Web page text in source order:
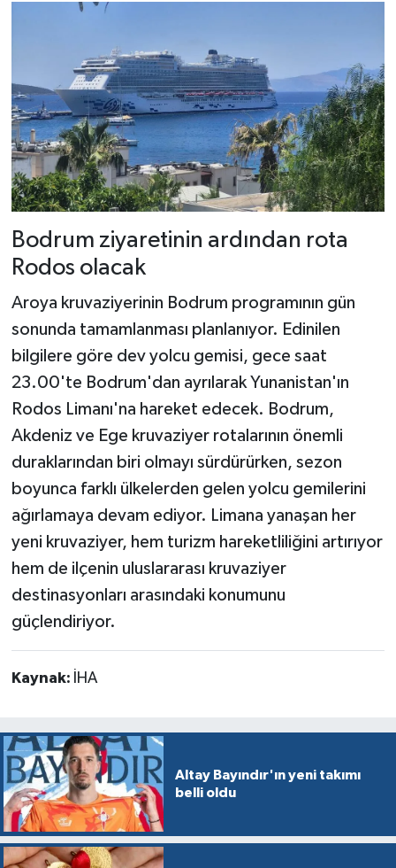
Bodrum ziyaretinin ardından rota
Rodos olacak
Aroya kruvaziyerinin Bodrum programının gün
sonunda tamamlanması planlanıyor. Edinilen
bilgilere göre dev yolcu gemisi, gece saat
23.00'te Bodrum'dan ayrılarak Yunanistan'ın
Rodos Limanı'na hareket edecek. Bodrum,
Akdeniz ve Ege kruvaziyer rotalarının önemli
duraklarından biri olmayı sürdürürken, sezon
boyunca farklı ülkelerden gelen yolcu gemilerini
ağırlamaya devam ediyor. Limana yanaşan her
yeni kruvaziyer, hem turizm hareketliliğini artırıyor
hem de ilçenin uluslararası kruvaziyer
destinasyonları arasındaki konumunu
güçlendiriyor.
Kaynak: İHA
Altay Bayındır'ın yeni takımı
belli oldu